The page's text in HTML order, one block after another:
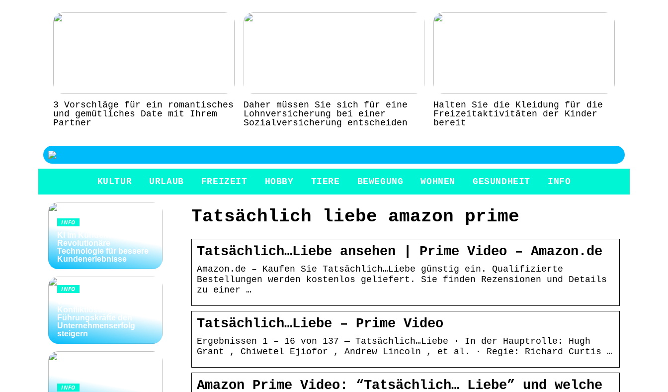
3 Vorschläge für ein romantisches
und gemütliches Date mit Ihrem
Partner
Daher müssen Sie sich für eine
Lohnversicherung bei einer
Sozialversicherung entscheiden
Halten Sie die Kleidung für die
Freizeitaktivitäten der Kinder
bereit
KULTUR URLAUB FREIZEIT HOBBY TIERE BEWEGUNG WOHNEN GESUNDHEIT INFO
Tatsächlich liebe amazon prime
Tatsächlich…Liebe ansehen | Prime Video – Amazon.de
Amazon.de – Kaufen Sie Tatsächlich…Liebe günstig ein. Qualifizierte
Bestellungen werden kostenlos geliefert. Sie finden Rezensionen und Details
zu einer …
Tatsächlich…Liebe – Prime Video
Ergebnissen 1 – 16 von 137 — Tatsächlich…Liebe · In der Hauptrolle: Hugh
Grant , Chiwetel Ejiofor , Andrew Lincoln , et al. · Regie: Richard Curtis …
Amazon Prime Video: “Tatsächlich… Liebe” und welche
INFO
KI im Kundenservice:
Revolutionäre
Technologie für bessere
Kundenerlebnisse
INFO
Konfliktlösungen der
Führungskräfte den
Unternehmenserfolg
steigern
INFO